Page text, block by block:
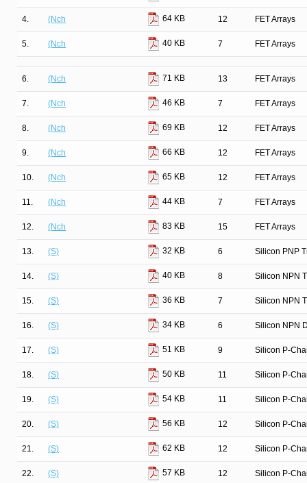
4. (Nch 64 KB 12 FET Arrays
5. (Nch 40 KB 7 FET Arrays
6. (Nch 71 KB 13 FET Arrays
7. (Nch 46 KB 7 FET Arrays
8. (Nch 69 KB 12 FET Arrays
9. (Nch 66 KB 12 FET Arrays
10. (Nch 65 KB 12 FET Arrays
11. (Nch 44 KB 7 FET Arrays
12. (Nch 83 KB 15 FET Arrays
13. (S) 32 KB 6 Silicon PNP
14. (S) 40 KB 8 Silicon NPN
15. (S) 36 KB 7 Silicon NPN
16. (S) 34 KB 6 Silicon NPN
17. (S) 51 KB 9 Silicon P-
18. (S) 50 KB 11 Silicon P-
19. (S) 54 KB 11 Silicon P-
20. (S) 56 KB 12 Silicon P-
21. (S) 62 KB 12 Silicon P-
22. (S) 57 KB 12 Silicon P-